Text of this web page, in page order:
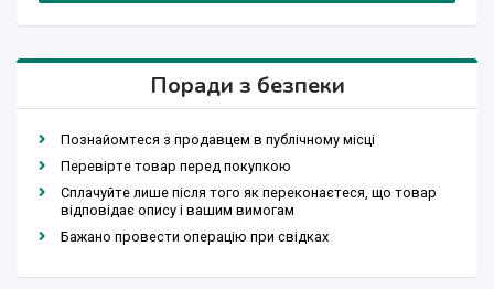
Поради з безпеки
Познайомтеся з продавцем в публічному місці
Перевірте товар перед покупкою
Сплачуйте лише після того як переконаєтеся, що товар
відповідає опису і вашим вимогам
Бажано провести операцію при свідках